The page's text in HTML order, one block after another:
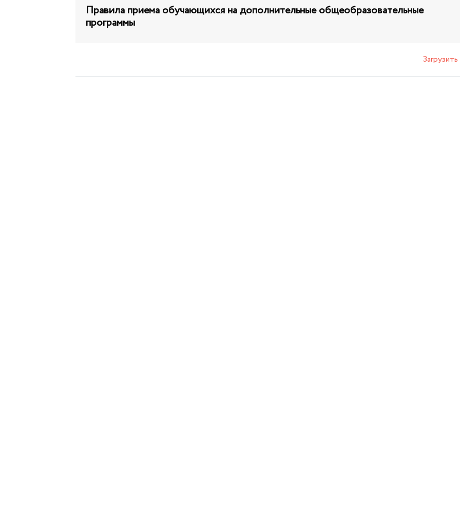
Правила приема обучающихся на дополнительные общеобразовательные
программы
Загрузить